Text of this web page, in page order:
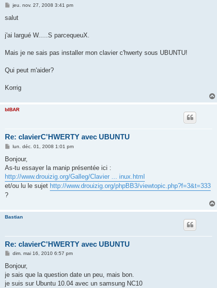
M
s
g
jeu. nov. 27, 2008 3:41 pm
salut
j'ai largué W.....S parcequeuX.
Mais je ne sais pas installer mon clavier c'hwerty sous UBUNTU!
Qui peut m'aider?
Korrig
bIBAR
Re: clavierC'HWERTY avec UBUNTU
M
s
a
g
e
lun. déc. 01, 2008 1:01 pm
Bonjour,
As-tu essayer la manip présentée ici :
http://www.drouizig.org/Galleg/Clavier ... inux.html
et/ou lu le sujet http://www.drouizig.org/phpBB3/viewtopic.php?f=3&t=333
?
Bastian
Re: clavierC'HWERTY avec UBUNTU
M
s
a
g
dim. mai 16, 2010 6:57 pm
Bonjour,
je sais que la question date un peu, mais bon.
je suis sur Ubuntu 10.04 avec un samsung NC10